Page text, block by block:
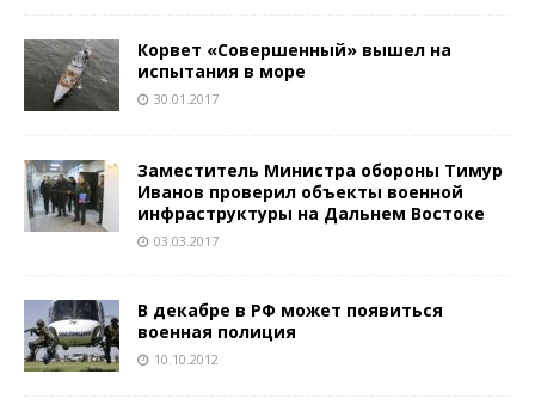
Корвет «Совершенный» вышел на
испытания в море
30.01.2017
Заместитель Министра обороны Тимур
Иванов проверил объекты военной
инфраструктуры на Дальнем Востоке
03.03.2017
В декабре в РФ может появиться
военная полиция
10.10.2012